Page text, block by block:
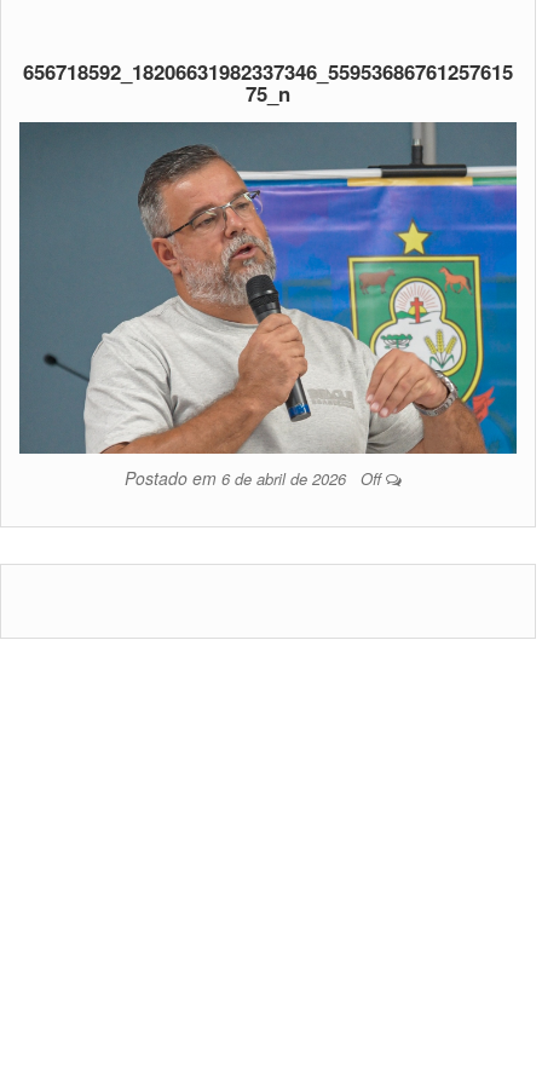
656718592_18206631982337346_55953686761257615
75_n
Postado em 6 de abril de 2026 Off